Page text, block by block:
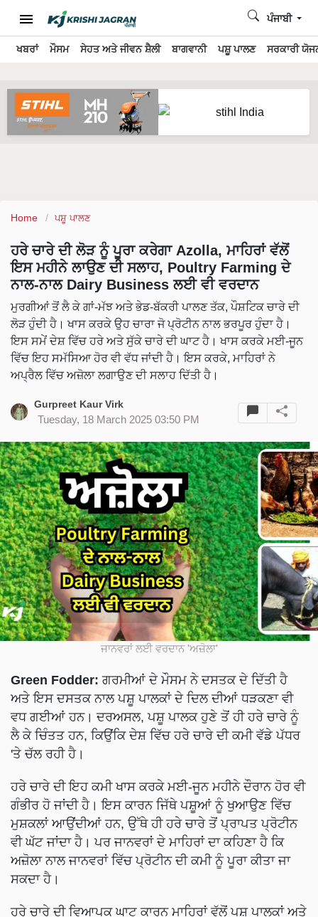
ਖਬਰਾਂ ਮੌਸਮ ਸੇਹਤ ਅਤੇ ਜੀਵਨ ਸ਼ੈਲੀ ਬਾਗਵਾਨੀ ਪਸ਼ੂ ਪਾਲਣ ਸਰਕਾਰੀ
ਪੰਜਾਬੀ
Home ਪਸ਼ੂ ਪਾਲਣ
ਹਰੇ ਚਾਰੇ ਦੀ ਲੋੜ ਨੂੰ ਪੂਰਾ ਕਰੇਗਾ Azolla, ਮਾਹਿਰਾਂ ਵੱਲੋਂ
ਇਸ ਮਹੀਨੇ ਲਾਉਣ ਦੀ ਸਲਾਹ, Poultry Farming ਦੇ
ਨਾਲ-ਨਾਲ Dairy Business ਲਈ ਵੀ ਵਰਦਾਨ
ਮੁਰਗੀਆਂ ਤੋਂ ਲੈ ਕੇ ਗਾਂ-ਮੱਝ ਅਤੇ ਭੇਡ-ਬੱਕਰੀ ਪਾਲਣ ਤੱਕ, ਪੌਸ਼ਟਿਕ ਚਾਰੇ ਦੀ
ਲੋੜ ਹੁੰਦੀ ਹੈ। ਖਾਸ ਕਰਕੇ ਉਹ ਚਾਰਾ ਜੋ ਪ੍ਰੋਟੀਨ ਨਾਲ ਭਰਪੂਰ ਹੁੰਦਾ ਹੈ।
ਇਸ ਸਮੇਂ ਦੇਸ਼ ਵਿੱਚ ਹਰੇ ਅਤੇ ਸੁੱਕੇ ਚਾਰੇ ਦੀ ਘਾਟ ਹੈ। ਖਾਸ ਕਰਕੇ ਮਈ-ਜੂਨ
ਵਿੱਚ ਇਹ ਸਮੱਸਿਆ ਹੋਰ ਵੀ ਵੱਧ ਜਾਂਦੀ ਹੈ। ਇਸ ਕਰਕੇ, ਮਾਹਿਰਾਂ ਨੇ
ਅਪ੍ਰੈਲ ਵਿੱਚ ਅਜ਼ੋਲਾ ਲਗਾਉਣ ਦੀ ਸਲਾਹ ਦਿੱਤੀ ਹੈ।
Gurpreet Kaur Virk
Tuesday, 18 March 2025 03:50 PM
ਜਾਨਵਰਾਂ ਲਈ ਵਰਦਾਨ 'ਅਜ਼ੋਲਾ'
Green Fodder: ਗਰਮੀਆਂ ਦੇ ਮੌਸਮ ਨੇ ਦਸਤਕ ਦੇ ਦਿੱਤੀ ਹੈ
ਅਤੇ ਇਸ ਦਸਤਕ ਨਾਲ ਪਸ਼ੂ ਪਾਲਕਾਂ ਦੇ ਦਿਲ ਦੀਆਂ ਧੜਕਣਾ ਵੀ
ਵਧ ਗਈਆਂ ਹਨ। ਦਰਅਸਲ, ਪਸ਼ੂ ਪਾਲਕ ਹੁਣੇ ਤੋਂ ਹੀ ਹਰੇ ਚਾਰੇ ਨੂੰ
ਲੈ ਕੇ ਚਿੰਤਤ ਹਨ, ਕਿਉਂਕਿ ਦੇਸ਼ ਵਿੱਚ ਹਰੇ ਚਾਰੇ ਦੀ ਕਮੀ ਵੱਡੇ ਪੱਧਰ
'ਤੇ ਚੱਲ ਰਹੀ ਹੈ।
ਹਰੇ ਚਾਰੇ ਦੀ ਇਹ ਕਮੀ ਖਾਸ ਕਰਕੇ ਮਈ-ਜੂਨ ਮਹੀਨੇ ਦੌਰਾਨ ਹੋਰ ਵੀ
ਗੰਭੀਰ ਹੋ ਜਾਂਦੀ ਹੈ। ਇਸ ਕਾਰਨ ਜਿੱਥੇ ਪਸ਼ੂਆਂ ਨੂੰ ਖੁਆਉਣ ਵਿੱਚ
ਮੁਸ਼ਕਲਾਂ ਆਉਂਦੀਆਂ ਹਨ, ਉੱਥੇ ਹੀ ਹਰੇ ਚਾਰੇ ਤੋਂ ਪ੍ਰਾਪਤ ਪ੍ਰੋਟੀਨ
ਵੀ ਘੱਟ ਜਾਂਦਾ ਹੈ। ਪਰ ਜਾਨਵਰਾਂ ਦੇ ਮਾਹਿਰਾਂ ਦਾ ਕਹਿਣਾ ਹੈ ਕਿ
ਅਜ਼ੋਲਾ ਨਾਲ ਜਾਨਵਰਾਂ ਵਿੱਚ ਪ੍ਰੋਟੀਨ ਦੀ ਕਮੀ ਨੂੰ ਪੂਰਾ ਕੀਤਾ ਜਾ
ਸਕਦਾ ਹੈ।
ਹਰੇ ਚਾਰੇ ਦੀ ਵਿਆਪਕ ਘਾਟ ਕਾਰਨ ਮਾਹਿਰਾਂ ਵੱਲੋਂ ਪਸ਼ੂ ਪਾਲਕਾਂ ਅਤੇ